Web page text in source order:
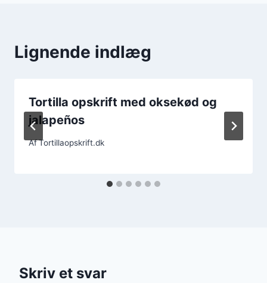
Lignende indlæg
Tortilla opskrift med oksekød og
jalapeños
AfTortillaopskrift.dk
Skriv et svar